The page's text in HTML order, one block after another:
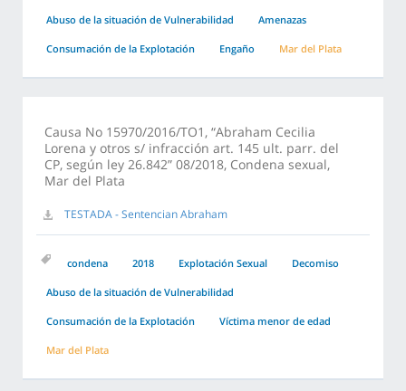
Abuso de la situación de Vulnerabilidad Amenazas
Consumación de la Explotación Engaño Mar del Plata
Causa No 15970/2016/TO1, “Abraham Cecilia
Lorena y otros s/ infracción art. 145 ult. parr. del
CP, según ley 26.842” 08/2018, Condena sexual,
Mar del Plata
TESTADA - Sentencian Abraham
condena 2018 Explotación Sexual Decomiso
Abuso de la situación de Vulnerabilidad
Consumación de la Explotación Víctima menor de edad
Mar del Plata